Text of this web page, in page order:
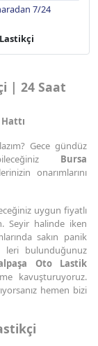
7/24
| 24 Saat
Gece gündüz
Bursa
onarımlarını
uygun fiyatlı
Seyir halinde iken
sakın panik
leri bulunduğunuz
Oto Lastik
kavuşturuyoruz.
hemen bizi